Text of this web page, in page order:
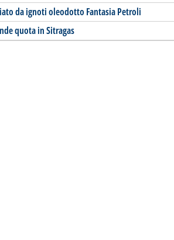
da ignoti oleodotto Fantasia Petroli
quota in Sitragas